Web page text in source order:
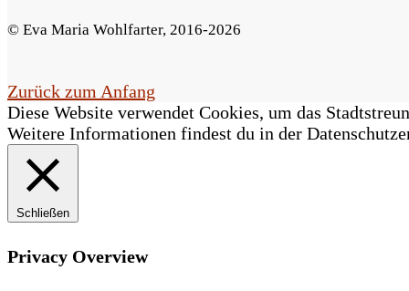
d
l
e
r
© Eva Maria Wohlfarter, 2016-2026
Zurück zum Anfang
Diese Website verwendet Cookies, um das
Weitere Informationen findest du in der
Schließen
Privacy Overview